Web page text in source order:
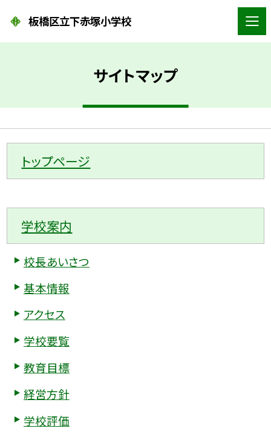
板橋区立下赤塚小学校
サイトマップ
トップページ
学校案内
校長あいさつ
基本情報
アクセス
学校要覧
教育目標
経営方針
学校評価